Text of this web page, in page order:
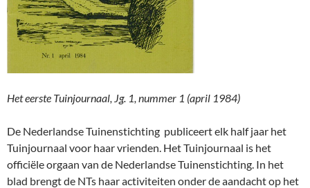
Het eerste Tuinjournaal, Jg. 1, nummer 1 (april 1984)
De Nederlandse Tuinenstichting publiceert elk half jaar het
Tuinjournaal voor haar vrienden. Het Tuinjournaal is het
officiële orgaan van de Nederlandse Tuinenstichting. In het
blad brengt de NTs haar activiteiten onder de aandacht op het